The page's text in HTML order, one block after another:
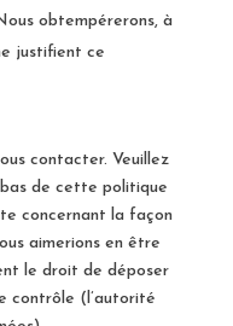
obtempérerons, à
justifient ce
contacter. Veuillez
de cette politique
concernant la façon
aimerions en être
le droit de déposer
contrôle (l’autorité